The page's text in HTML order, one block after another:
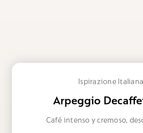
Ispirazione Italiana
Arpeggio
Café intenso y cremoso,